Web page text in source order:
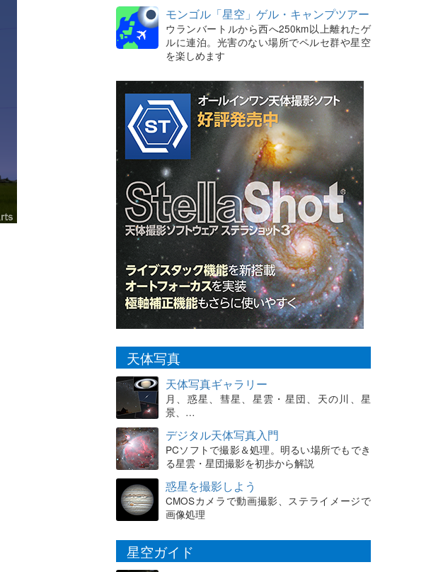
モンゴル「星空」ゲル・キャンプツアー
ウランバートルから西へ250km以上離れたゲ
ルに連泊。光害のない場所でペルセ群や星空
を楽しめます
天体写真
天体写真ギャラリー
月、惑星、彗星、星雲・星団、天の川、星
景、…
デジタル天体写真入門
PCソフトで撮影＆処理。明るい場所でもでき
る星雲・星団撮影を初歩から解説
惑星を撮影しよう
CMOSカメラで動画撮影、ステライメージで
画像処理
星空ガイド